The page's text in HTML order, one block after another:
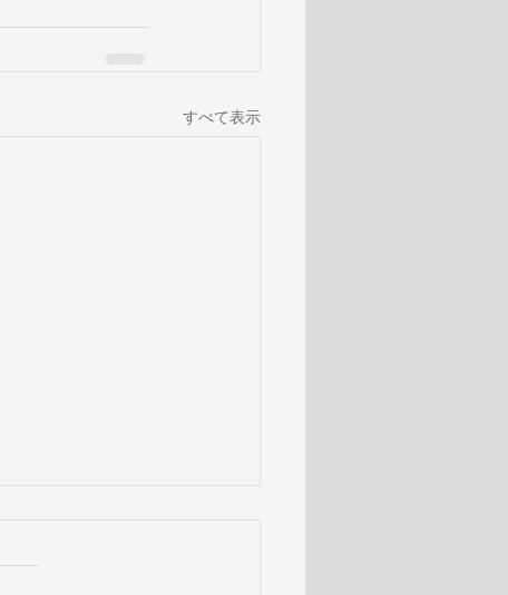
すべて表示